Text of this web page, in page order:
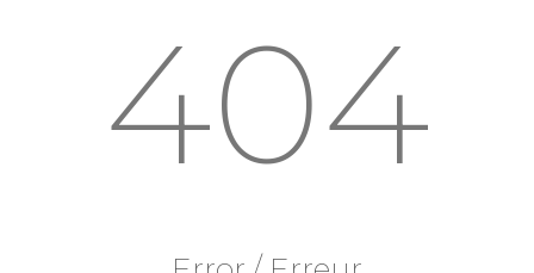
404